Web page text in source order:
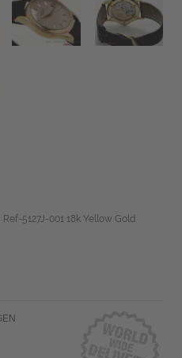
5127J-001 18k Yellow Gold